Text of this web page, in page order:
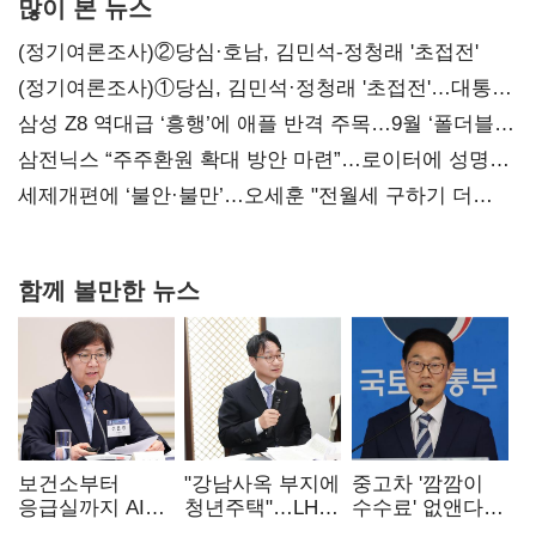
(정기여론조사)②당심·호남, 김민석-정청래 '초접전'
(정기여론조사)①당심, 김민석·정청래 '초접전'…대통령
지지도 '50% 아래로'(종합)
삼성 Z8 역대급 ‘흥행’에 애플 반격 주목…9월 ‘폴더블
대전’
삼전닉스 “주주환원 확대 방안 마련”…로이터에 성명
보내
세제개편에 ‘불안·불만’…오세훈 "전월세 구하기 더
함께 볼만한 뉴스
보건소부터
응급실까지 AI
"강남사옥 부지에
청년주택"…LH도
중고차 '깜깜이
수수료' 없앤다…